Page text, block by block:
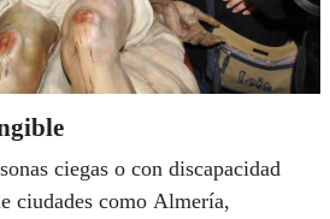
ciegas o con discapacidad
ciudades como Almería,